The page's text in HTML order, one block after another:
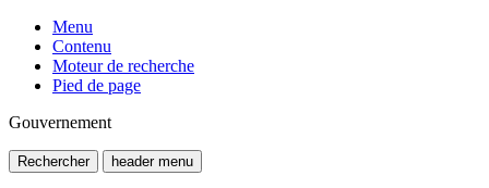
Menu
Contenu
Moteur de recherche
Pied de page
Gouvernement
Rechercher header menu